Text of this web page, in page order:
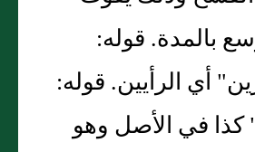
بالمدة. قوله:
أي الرأيين. قوله:
كذا في الأصل وهو